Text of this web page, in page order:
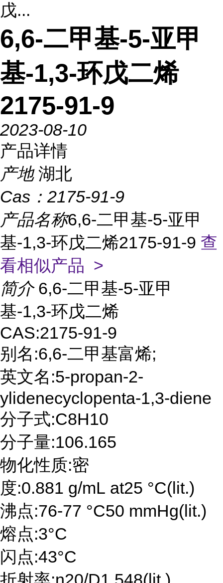
戊...
6,6-二甲基-5-亚甲
基-1,3-环戊二烯
2175-91-9
2023-08-10
产品详情
产地 湖北
Cas： 2175-91-9
产品名称6,6-二甲基-5-亚甲
基-1,3-环戊二烯2175-91-9 查
看相似产品 >
简介 6,6-二甲基-5-亚甲
基-1,3-环戊二烯
CAS:2175-91-9
别名:6,6-二甲基富烯;
英文名:5-propan-2-
ylidenecyclopenta-1,3-diene
分子式:C8H10
分子量:106.165
物化性质:密
度:0.881 g/mL at25 °C(lit.)
沸点:76-77 °C50 mmHg(lit.)
熔点:3°C
闪点:43°C